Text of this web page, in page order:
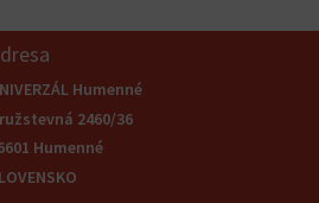
Humenné
2460/36
Humenné